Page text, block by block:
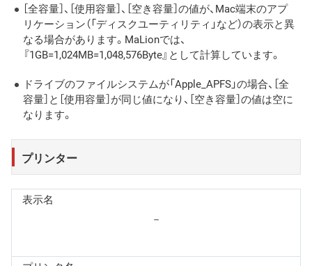
［全容量］、［使用容量］、［空き容量］の値が、Mac端末のアプ
リケーション（「ディスクユーティリティ」など）の表示と異
なる場合があります。MaLionでは、
『1GB=1,024MB=1,048,576Byte』として計算しています。
ドライブのファイルシステムが「Apple_APFS」の場合、［全
容量］と［使用容量］が同じ値になり、［空き容量］の値は空に
なります。
プリンター
表示名
－